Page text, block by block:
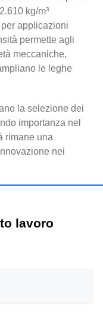
kg/m³
applicazioni
permette agli
meccaniche,
le leghe
la selezione dei
importanza nel
rimane una
nei
lavoro